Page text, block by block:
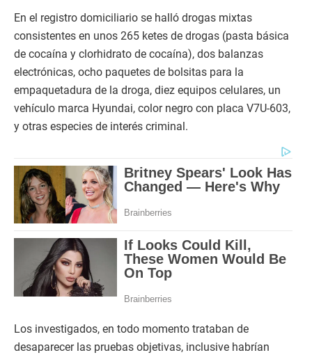
En el registro domiciliario se halló drogas mixtas
consistentes en unos 265 ketes de drogas (pasta básica
de cocaína y clorhidrato de cocaína), dos balanzas
electrónicas, ocho paquetes de bolsitas para la
empaquetadura de la droga, diez equipos celulares, un
vehículo marca Hyundai, color negro con placa V7U-603,
y otras especies de interés criminal.
Los investigados, en todo momento trataban de
desaparecer las pruebas objetivas, inclusive habrían